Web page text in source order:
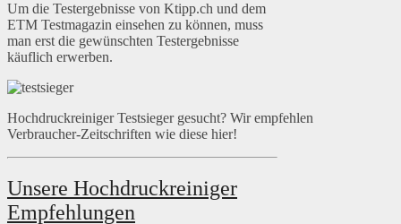
Um die Testergebnisse von Ktipp.ch und dem
ETM Testmagazin einsehen zu können, muss
man erst die gewünschten Testergebnisse
käuflich erwerben.
Hochdruckreiniger Testsieger gesucht? Wir empfehlen
Verbraucher-Zeitschriften wie diese hier!
Unsere Hochdruckreiniger
Empfehlungen